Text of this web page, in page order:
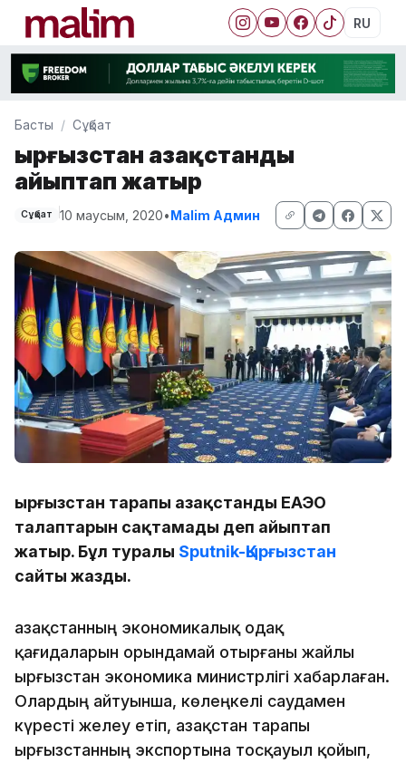
RU
Басты Сұқбат
Қырғызстан Қазақстанды
айыптап жатыр
Сұқбат 10 маусым, 2020•Malim Админ
Қырғызстан тарапы Қазақстанды ЕАЭО
талаптарын сақтамады деп айыптап
жатыр. Бұл туралы Sputnik-Қырғызстан
сайты жазды.
Қазақстанның экономикалық одақ
қағидаларын орындамай отырғаны жайлы
Қырғызстан экономика министрлігі хабарлаған.
Олардың айтуынша, көлеңкелі саудамен
күресті желеу етіп, Қазақстан тарапы
Қырғызстанның экспортына тосқауыл қойып,